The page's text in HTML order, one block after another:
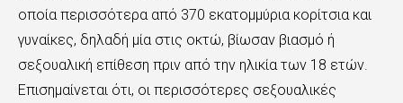
οποία περισσότερα από 370 εκατομμύρια κορίτσια και
γυναίκες, δηλαδή μία στις οκτώ, βίωσαν βιασμό ή
σεξουαλική επίθεση πριν από την ηλικία των 18 ετών.
Επισημαίνεται ότι, οι περισσότερες σεξουαλικές